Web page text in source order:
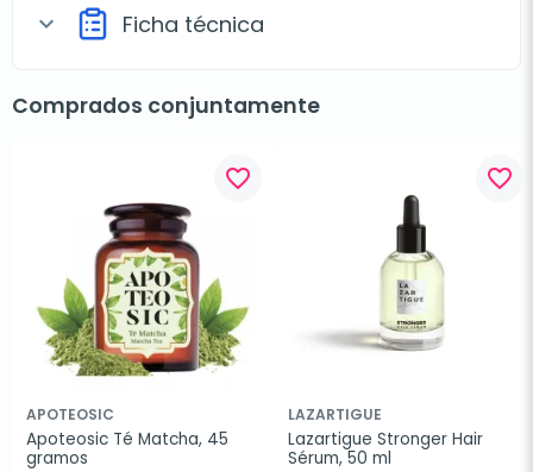
expand_more Ficha técnica
Comprados conjuntamente
favorite_border
APOTEOSIC
Apoteosic Té Matcha, 45
gramos
favorite_border
LAZARTIGUE
Lazartigue Stronger Hair
Sérum, 50 ml